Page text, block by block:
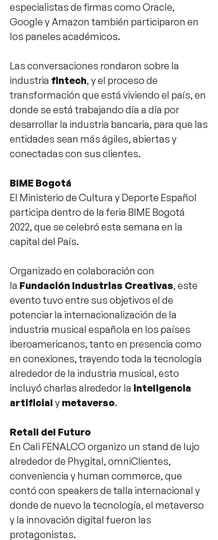
especialistas de firmas como Oracle,
Google y Amazon también participaron en
los paneles académicos.
Las conversaciones rondaron sobre la
industria fintech, y el proceso de
transformación que está viviendo el país, en
donde se está trabajando día a día por
desarrollar la industria bancaria, para que las
entidades sean más ágiles, abiertas y
conectadas con sus clientes.
BIME Bogotá
El Ministerio de Cultura y Deporte Español
participa dentro de la feria BIME Bogotá
2022, que se celebró esta semana en la
capital del País.
Organizado en colaboración con
la Fundación Industrias Creativas, este
evento tuvo entre sus objetivos el de
potenciar la internacionalización de la
industria musical española en los países
iberoamericanos, tanto en presencia como
en conexiones, trayendo toda la tecnología
alrededor de la industria musical, esto
incluyó charlas alrededor la inteligencia
artificial y metaverso.
Retail del Futuro
En Cali FENALCO organizo un stand de lujo
alrededor de Phygital, omniClientes,
conveniencia y human commerce, que
contó con speakers de talla internacional y
donde de nuevo la tecnología, el metaverso
y la innovación digital fueron las
protagonistas.